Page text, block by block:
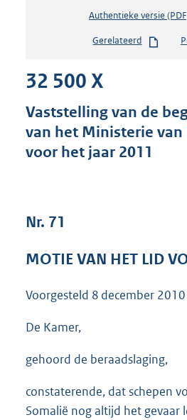
Authentieke versie
Gerelateerd
32 500 X
Vaststelling van de
van het Ministerie van
voor het jaar 2011
Nr. 71
MOTIE VAN HET LID
Voorgesteld 8 december 2010
De Kamer,
gehoord de beraadslaging,
constaterende, dat schepen
Somalië nog altijd het gevaar